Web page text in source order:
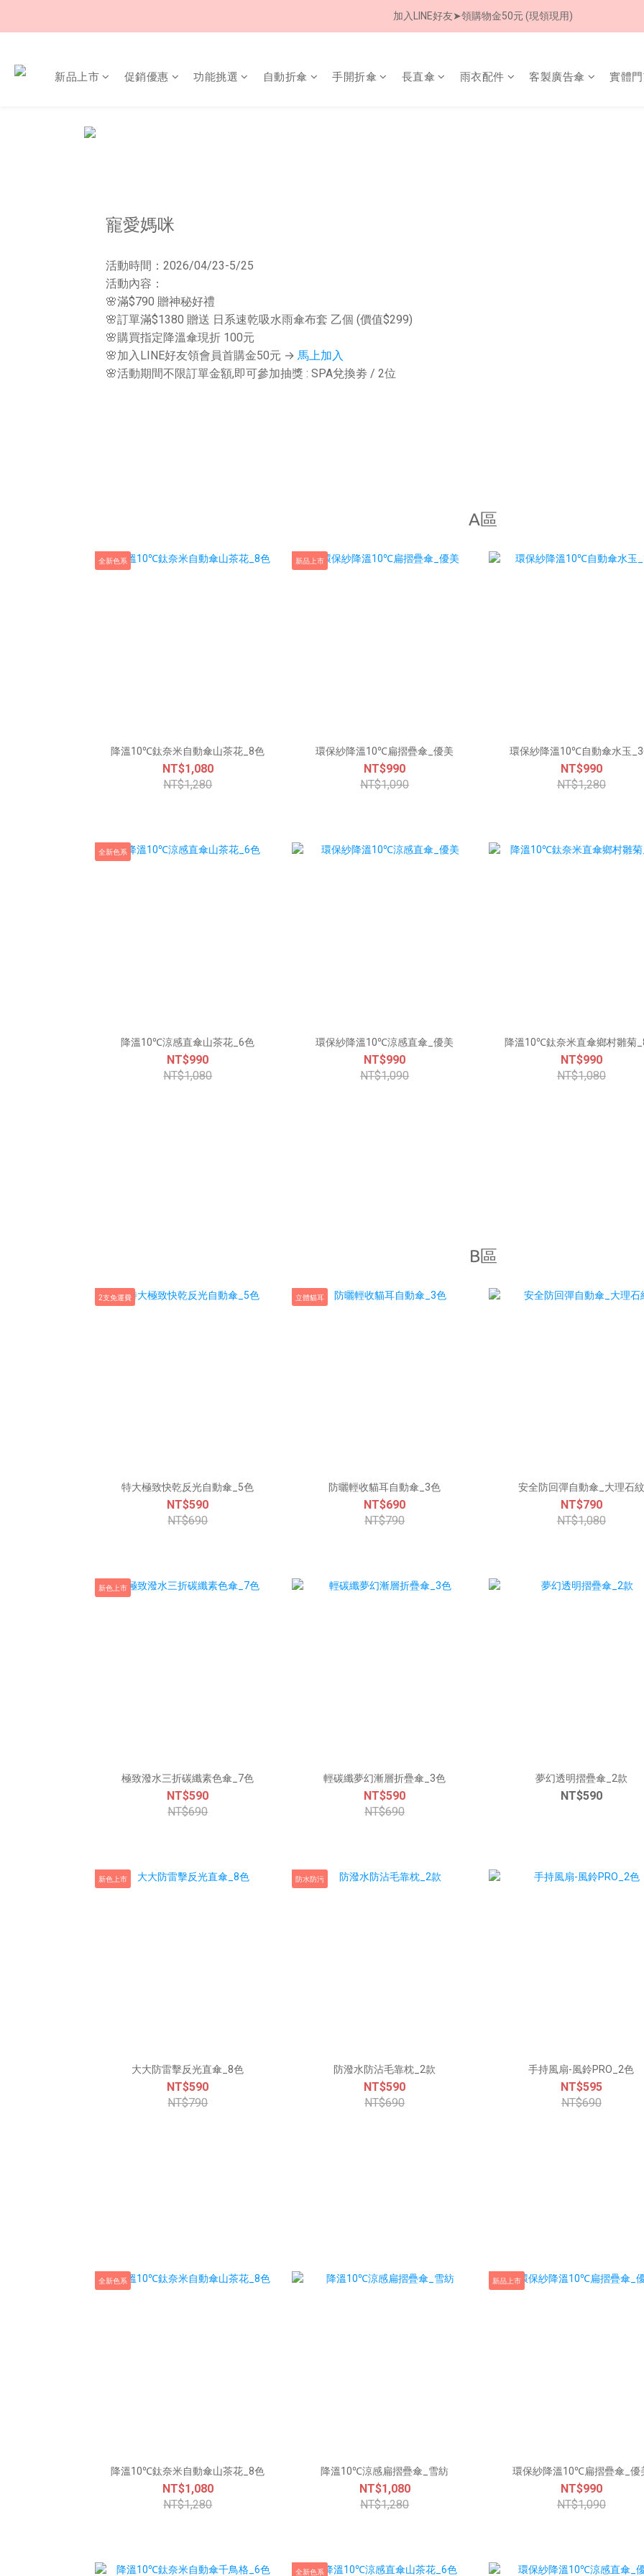
8/8 父親節限定 超商取貨免運費
加入LINE好友➤領購物金50元 (現領現用)
8/8 父親節限定 超商取貨免運費
新品上市 促銷優惠 功能挑選 自動折傘 手開折傘 長直傘 雨衣配件 客製廣告傘 實體
寵愛媽咪
活動時間：2026/04/23-5/25
活動內容：
🌸滿$790 贈神秘好禮
🌸訂單滿$1380 贈送 日系速乾吸水雨傘布套 乙個 (價值$299)
🌸購買指定降溫傘現折 100元
🌸加入LINE好友領會員首購金50元 → 馬上加入
🌸活動期間不限訂單金額,即可參加抽獎 : SPA兌換劵 / 2位
A區
全新色系
降溫10℃鈦奈米自動傘山茶花_8色
NT$1,080
NT$1,280
新品上市
環保紗降溫10℃扁摺疊傘_優美
NT$990
NT$1,090
環保紗降溫10℃自動傘水玉
NT$990
NT$1,280
全新色系
降溫10℃涼感直傘山茶花_6色
NT$990
NT$1,080
環保紗降溫10℃涼感直傘_優美
NT$990
NT$1,090
降溫10℃鈦奈米直傘鄉村雛菊
NT$990
NT$1,080
B區
2支免運費
特大極致快乾反光自動傘_5色
NT$590
NT$690
立體貓耳
防曬輕收貓耳自動傘_3色
NT$690
NT$790
安全防回彈自動傘_大理石紋
NT$790
NT$1,080
新色上市
極致潑水三折碳纖素色傘_7色
NT$590
NT$690
輕碳纖夢幻漸層折疊傘_3色
NT$590
NT$690
夢幻透明摺疊傘_2款
NT$590
新色上市
大大防雷擊反光直傘_8色
NT$590
NT$790
防水防污
防潑水防沾毛靠枕_2款
NT$590
NT$690
手持風扇-風鈴PRO_2色
NT$595
NT$690
全新色系
降溫10℃鈦奈米自動傘山茶花_8色
NT$1,080
NT$1,280
降溫10℃涼感扁摺疊傘_雪紡
NT$1,080
NT$1,280
新品上市
環保紗降溫10℃扁摺疊傘_優
NT$990
NT$1,090
全新色系